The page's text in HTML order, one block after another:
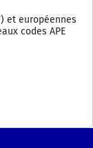
et européennes
codes APE